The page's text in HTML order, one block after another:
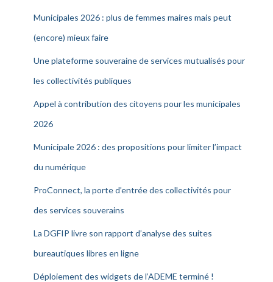
Municipales 2026 : plus de femmes maires mais peut
(encore) mieux faire
Une plateforme souveraine de services mutualisés pour
les collectivités publiques
Appel à contribution des citoyens pour les municipales
2026
Municipale 2026 : des propositions pour limiter l’impact
du numérique
ProConnect, la porte d’entrée des collectivités pour
des services souverains
La DGFIP livre son rapport d’analyse des suites
bureautiques libres en ligne
Déploiement des widgets de l’ADEME terminé !